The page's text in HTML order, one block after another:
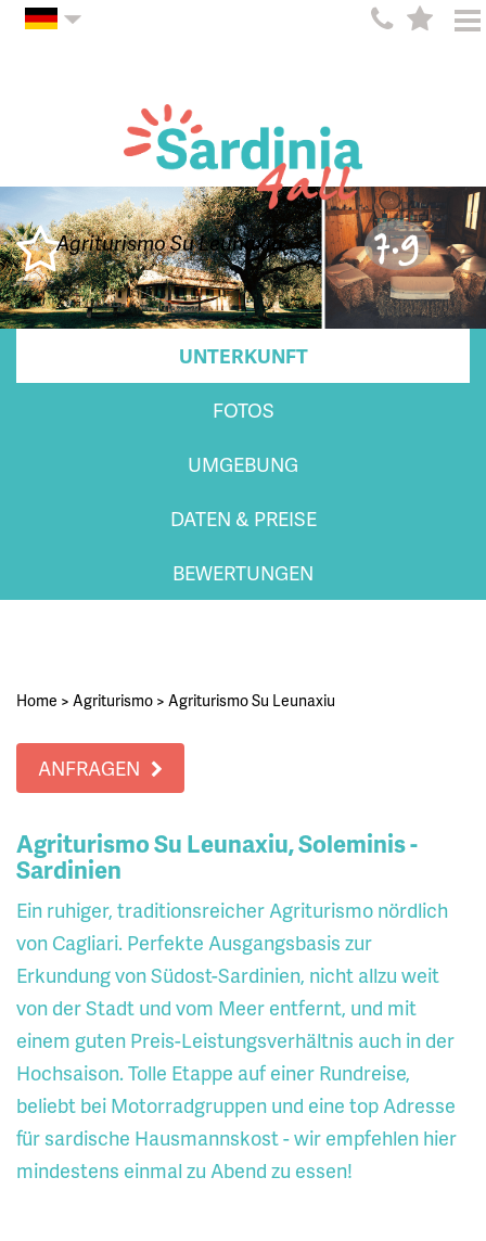
Agriturismo Su Leunaxiu 7.9
UNTERKUNFT
FOTOS
UMGEBUNG
DATEN & PREISE
BEWERTUNGEN
Home > Agriturismo > Agriturismo Su Leunaxiu
ANFRAGEN
Agriturismo Su Leunaxiu, Soleminis -
Sardinien
Ein ruhiger, traditionsreicher Agriturismo nördlich
von Cagliari. Perfekte Ausgangsbasis zur
Erkundung von Südost-Sardinien, nicht allzu weit
von der Stadt und vom Meer entfernt, und mit
einem guten Preis-Leistungsverhältnis auch in der
Hochsaison. Tolle Etappe auf einer Rundreise,
beliebt bei Motorradgruppen und eine top Adresse
für sardische Hausmannskost - wir empfehlen hier
mindestens einmal zu Abend zu essen!